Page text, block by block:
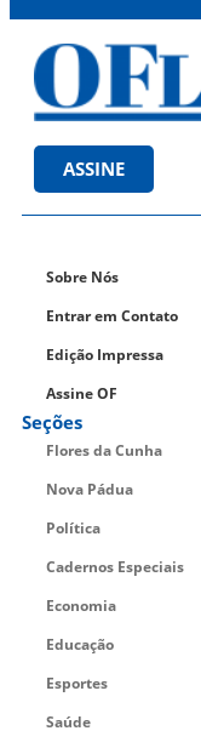
ASSINE
Sobre Nós
Entrar em Contato
Edição Impressa
Assine OF
Seções
Flores da Cunha
Nova Pádua
Política
Cadernos Especiais
Economia
Educação
Esportes
Saúde